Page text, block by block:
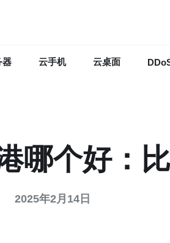
器 云手机 云桌面
哪个好：
2025年2月14日